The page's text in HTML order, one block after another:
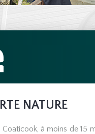
NATURE
à moins de